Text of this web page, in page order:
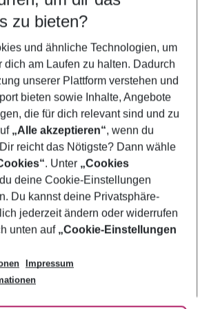
5-8 Nächte
Kinder
Filter anzeigen
ändern
zu bieten?
und ähnliche Technologien, um
dich am Laufen zu halten. Dadurch
unserer Plattform verstehen und
bieten sowie Inhalte, Angebote
die für dich relevant sind und zu
„Alle akzeptieren“, wenn du
reicht das Nötigste? Dann wähle
. Unter „Cookies
deine Cookie-Einstellungen
Du kannst deine Privatsphäre-
jederzeit ändern oder widerrufen
unten auf „Cookie-Einstellungen
Impressum